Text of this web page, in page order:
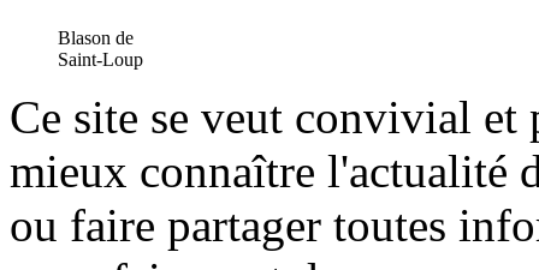
Blason de
Saint-Loup
Ce site se veut convivial et
mieux connaître l'actualité
ou faire partager toutes